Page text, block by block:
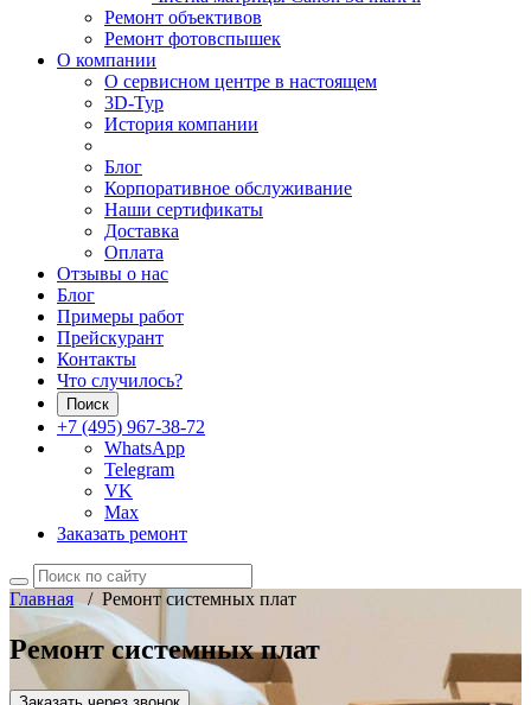
Ремонт объективов
Ремонт фотовспышек
О компании
О сервисном центре в настоящем
3D-Тур
История компании
Блог
Корпоративное обслуживание
Наши сертификаты
Доставка
Оплата
Отзывы о нас
Блог
Примеры работ
Прейскурант
Контакты
Что случилось?
Поиск
+7 (495) 967-38-72
WhatsApp
Telegram
VK
Max
Заказать ремонт
Главная/ Ремонт системных плат
Ремонт системных плат